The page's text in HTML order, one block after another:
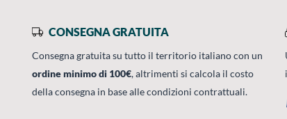
CONSEGNA GRATUITA
Consegna gratuita su tutto il territorio italiano con un
ordine minimo di 100€, altrimenti si calcola il costo
della consegna in base alle condizioni contrattuali.